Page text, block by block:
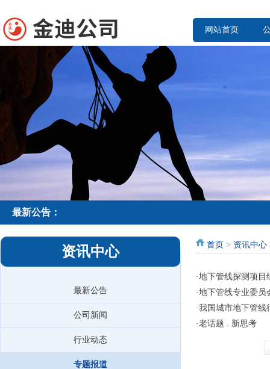
网站首页
最新公告：
资讯中心
最新公告
公司新闻
行业动态
专题报道
首页 > 资讯中心
·地下管线探测项目
·地下管线专业委员
·我国城市地下管线
·老话题 . 新思考